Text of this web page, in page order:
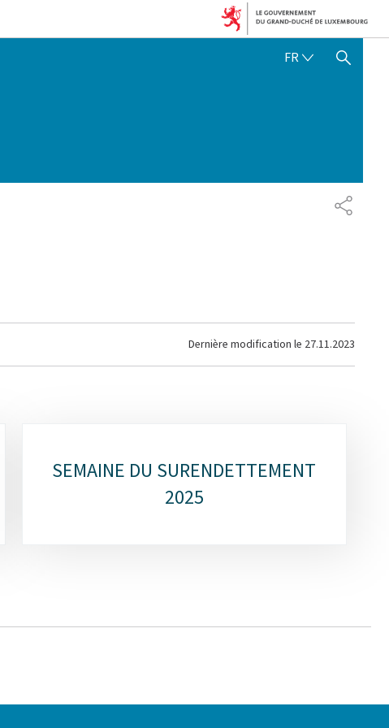
FRFRANÇAIS
AFFICHER / MASQUER
Dernière modification le 27.11.2023
SEMAINE DU SURENDETTEMENT
2025